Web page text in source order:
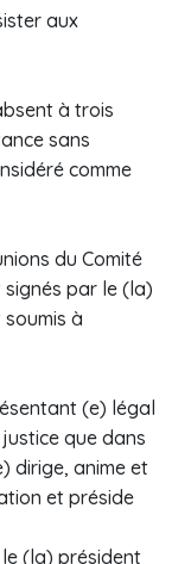
aux
à trois
sans
comme
du Comité
par le (la)
à
(e) légal
que dans
dirige, anime et
et préside
(la) président